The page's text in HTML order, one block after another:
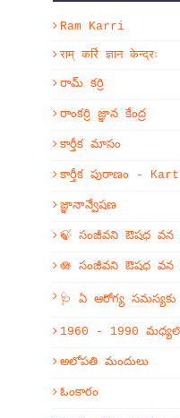
Ram Karri
राम् कर्रि ज्ञान केन्द्रः
రామ్ కర్రి
రాంకర్రి జ్ఞాన కేంద్ర
కార్తీక మాసం
కార్తీక పురాణం -
జ్ఞానాన్వేషణ
🍃 సంజీవని ఔషధ వన
🪷 సంజీవని ఔషధ వన
🩺 ఏ ఆరోగ్య
1960 - 1990
అలోపతి మందులు
ఓంకారం